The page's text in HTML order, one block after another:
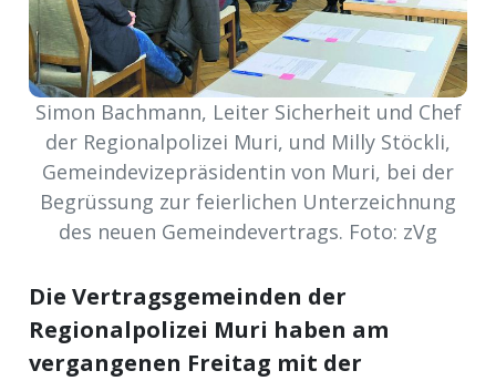
offizielle
Mitteilungen
Simon Bachmann, Leiter Sicherheit und Chef
der Regionalpolizei Muri, und Milly Stöckli,
Gemeindevizepräsidentin von Muri, bei der
Begrüssung zur feierlichen Unterzeichnung
des neuen Gemeindevertrags. Foto: zVg
Die Vertragsgemeinden der
Regionalpolizei Muri haben am
vergangenen Freitag mit der